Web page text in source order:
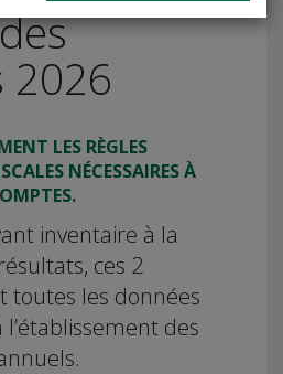
2026
LES RÈGLES
NÉCESSAIRES À
inventaire à la
ces 2
les données
des